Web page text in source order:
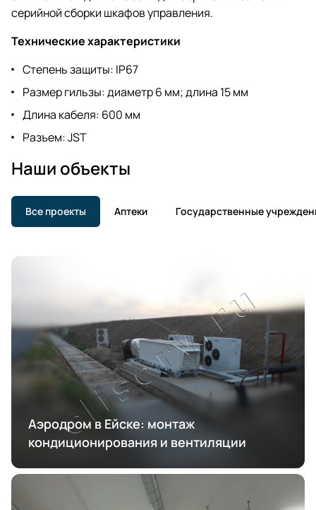
серийной сборки шкафов управления.
Технические характеристики
Степень защиты: IP67
Размер гильзы: диаметр 6 мм; длина 15 мм
Длина кабеля: 600 мм
Разъем: JST
Наши объекты
Все проекты Аптеки Государственные
Аэродром в Ейске: монтаж
кондиционирования и вентиляции